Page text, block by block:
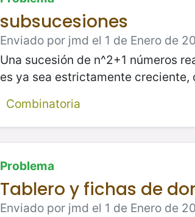
subsucesiones
Enviado por jmd el 1 de Enero de
Una sucesión de n^2+1 números
es ya sea estrictamente
Combinatoria
Problema
Tablero y fichas de
Enviado por jmd el 1 de Enero de